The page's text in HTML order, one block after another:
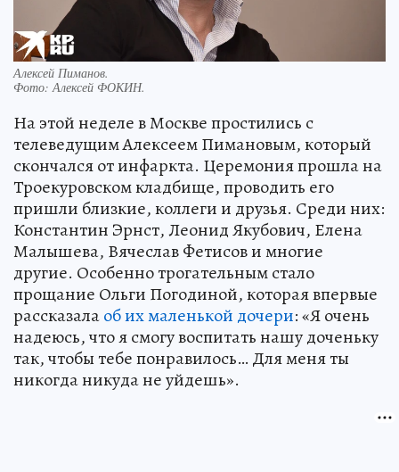
Алексей Пиманов.
Фото:Алексей ФОКИН.
На этой неделе в Москве простились с
телеведущим Алексеем Пимановым, который
скончался от инфаркта. Церемония прошла на
Троекуровском кладбище, проводить его
пришли близкие, коллеги и друзья. Среди них:
Константин Эрнст, Леонид Якубович, Елена
Малышева, Вячеслав Фетисов и многие
другие. Особенно трогательным стало
прощание Ольги Погодиной, которая впервые
рассказалаоб их маленькой дочери: «Я очень
надеюсь, что я смогу воспитать нашу доченьку
так, чтобы тебе понравилось… Для меня ты
никогда никуда не уйдешь».